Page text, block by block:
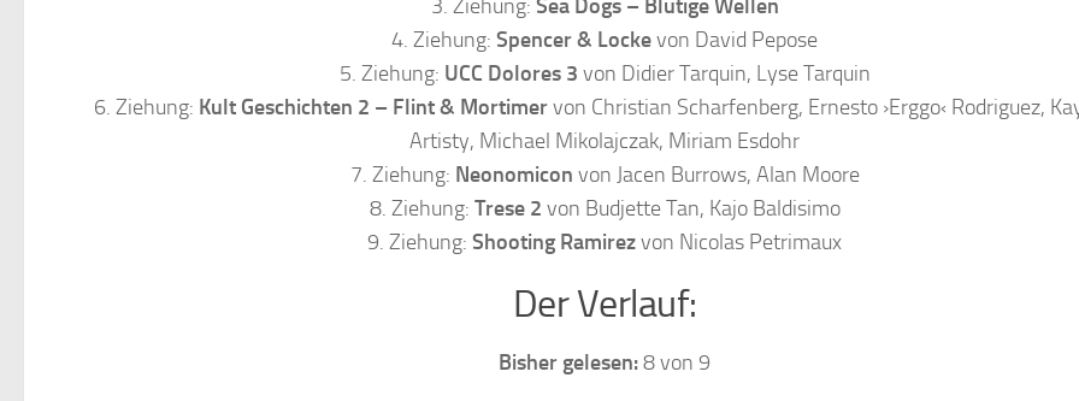
3. Ziehung: Sea Dogs – Blutige Wellen
4. Ziehung: Spencer & Lockevon David Pepose
5. Ziehung: UCC Dolores 3 von Didier Tarquin, Lyse Tarquin
6. Ziehung: Kult Geschichten 2 – Flint & Mortimervon Christian Scharfenberg, Ernesto ›Erggo‹ Rodriguez,
Artisty, Michael Mikolajczak, Miriam Esdohr
7. Ziehung: Neonomicon von Jacen Burrows, Alan Moore
8. Ziehung: Trese 2 von Budjette Tan, Kajo Baldisimo
9. Ziehung: Shooting Ramirezvon Nicolas Petrimaux
Der Verlauf:
Bisher gelesen:8 von 9